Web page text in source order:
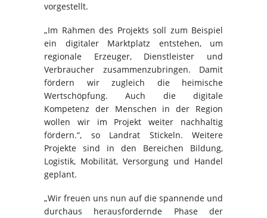
vorgestellt.
„Im Rahmen des Projekts soll zum Beispiel
ein digitaler Marktplatz entstehen, um
regionale Erzeuger, Dienstleister und
Verbraucher zusammenzubringen. Damit
fördern wir zugleich die heimische
Wertschöpfung. Auch die digitale
Kompetenz der Menschen in der Region
wollen wir im Projekt weiter nachhaltig
fördern.“, so Landrat Stickeln. Weitere
Projekte sind in den Bereichen Bildung,
Logistik, Mobilität, Versorgung und Handel
geplant.
„Wir freuen uns nun auf die spannende und
durchaus herausfordernde Phase der